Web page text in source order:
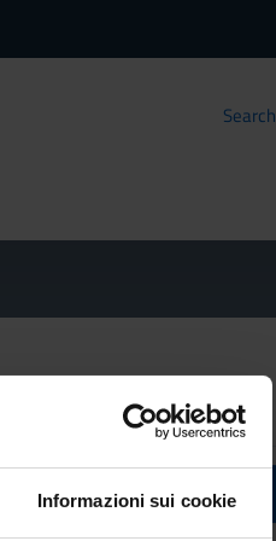
Informazioni sui cookie
Search